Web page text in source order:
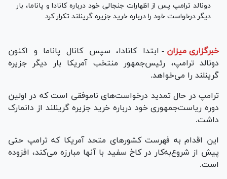
دونالد ترامپ پس از اظهارات جنجالی خود درباره کانادا و پاناما، بار
دیگر درخواست خود را درباره خرید جزیره گرینلند تکرار کرد.
خبرگزاری میزان - ابتدا کانادا، سپس کانال پاناما و اکنون
دونالد ترامپ، رئیس‌جمهور منتخب آمریکا بار دیگر جزیره
گرینلند را می‌خواهد.
ترامپ در حال تمدید درخواست‌های ناموفقی است که در اولین
دوره ریاست‌جمهوری خود درباره خرید جزیره گرینلند از دانمارک
داشت.
این اقدام به فهرست کشور‌های متحد آمریکا که ترامپ حتی
پیش از شروع‌به‌کار در کاخ سفید با آنها مبارزه می‌کند، افزوده
است.